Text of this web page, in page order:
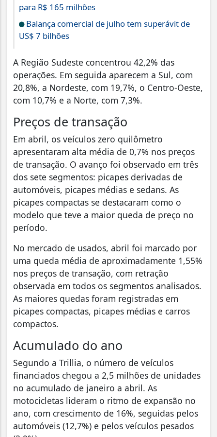
para R$ 165 milhões
Balança comercial de julho tem superávit de
US$ 7 bilhões
A Região Sudeste concentrou 42,2% das
operações. Em seguida aparecem a Sul, com
20,8%, a Nordeste, com 19,7%, o Centro-Oeste,
com 10,7% e a Norte, com 7,3%.
Preços de transação
Em abril, os veículos zero quilômetro
apresentaram alta média de 0,7% nos preços
de transação. O avanço foi observado em três
dos sete segmentos: picapes derivadas de
automóveis, picapes médias e sedans. As
picapes compactas se destacaram como o
modelo que teve a maior queda de preço no
período.
No mercado de usados, abril foi marcado por
uma queda média de aproximadamente 1,55%
nos preços de transação, com retração
observada em todos os segmentos analisados.
As maiores quedas foram registradas em
picapes compactas, picapes médias e carros
compactos.
Acumulado do ano
Segundo a Trillia, o número de veículos
financiados chegou a 2,5 milhões de unidades
no acumulado de janeiro a abril. As
motocicletas lideram o ritmo de expansão no
ano, com crescimento de 16%, seguidas pelos
automóveis (12,7%) e pelos veículos pesados